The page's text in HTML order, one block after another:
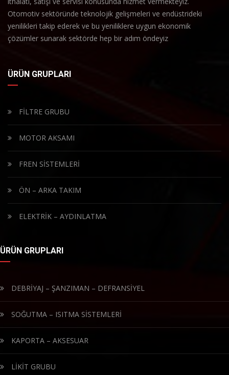
Otomotiv sektöründe teknolojik gelişmeleri ve endüstrideki
yenilikleri takip ederek ve bu yeniliklere uygun ekonomik
çözümler sunarak sektörde hep bir adım öndeyiz
ÜRÜN GRUPLARI
FİLTRE GRUBU
MOTOR AKSAMI
FREN SİSTEMLERİ
ÖN – ARKA TAKIM
ELEKTRİK – AYDINLATMA
ÜRÜN GRUPLARI
DEBRİYAJ – ŞANZIMAN – DEFRANSİYEL
SOĞUTMA – ISITMA SİSTEMLERİ
KAPORTA – AKSESUAR
LİKİT GRUBU